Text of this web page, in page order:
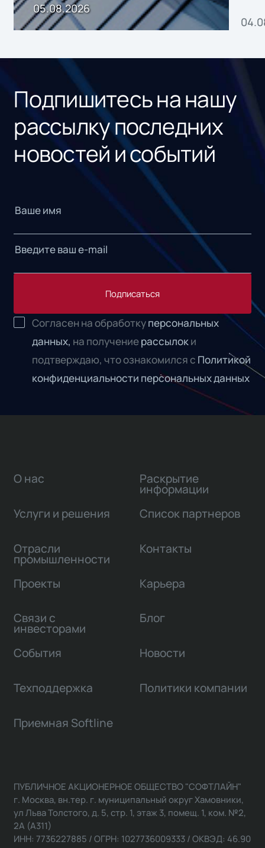
05.08.2026
Подпишитесь на нашу
рассылку последних
новостей и событий
Подписаться
Согласен на обработкуперсональных
данных, на получениерассылоки
подтверждаю, что ознакомился с Политикой
конфиденциальности персональных данных
О нас
Услуги и решения
Отрасли
промышленности
Проекты
Связи с
инвесторами
Раскрытие
информации
Список партнеров
Контакты
Карьера
Блог
События Новости
Техподдержка Политики компании
Приемная Softline
ПУБЛИЧНОЕ АКЦИОНЕРНОЕ ОБЩЕСТВО "СОФТЛАЙН"
г. Москва, вн.тер. г. муниципальный округ Хамовники,
ул Льва Толстого, д. 5, стр. 1, этаж 3, помещ. 1, ком. №2,
2А (А311)
ИНН: 7736227885 / ОГРН: 1027736009333 / ОКВЭД: 46.90